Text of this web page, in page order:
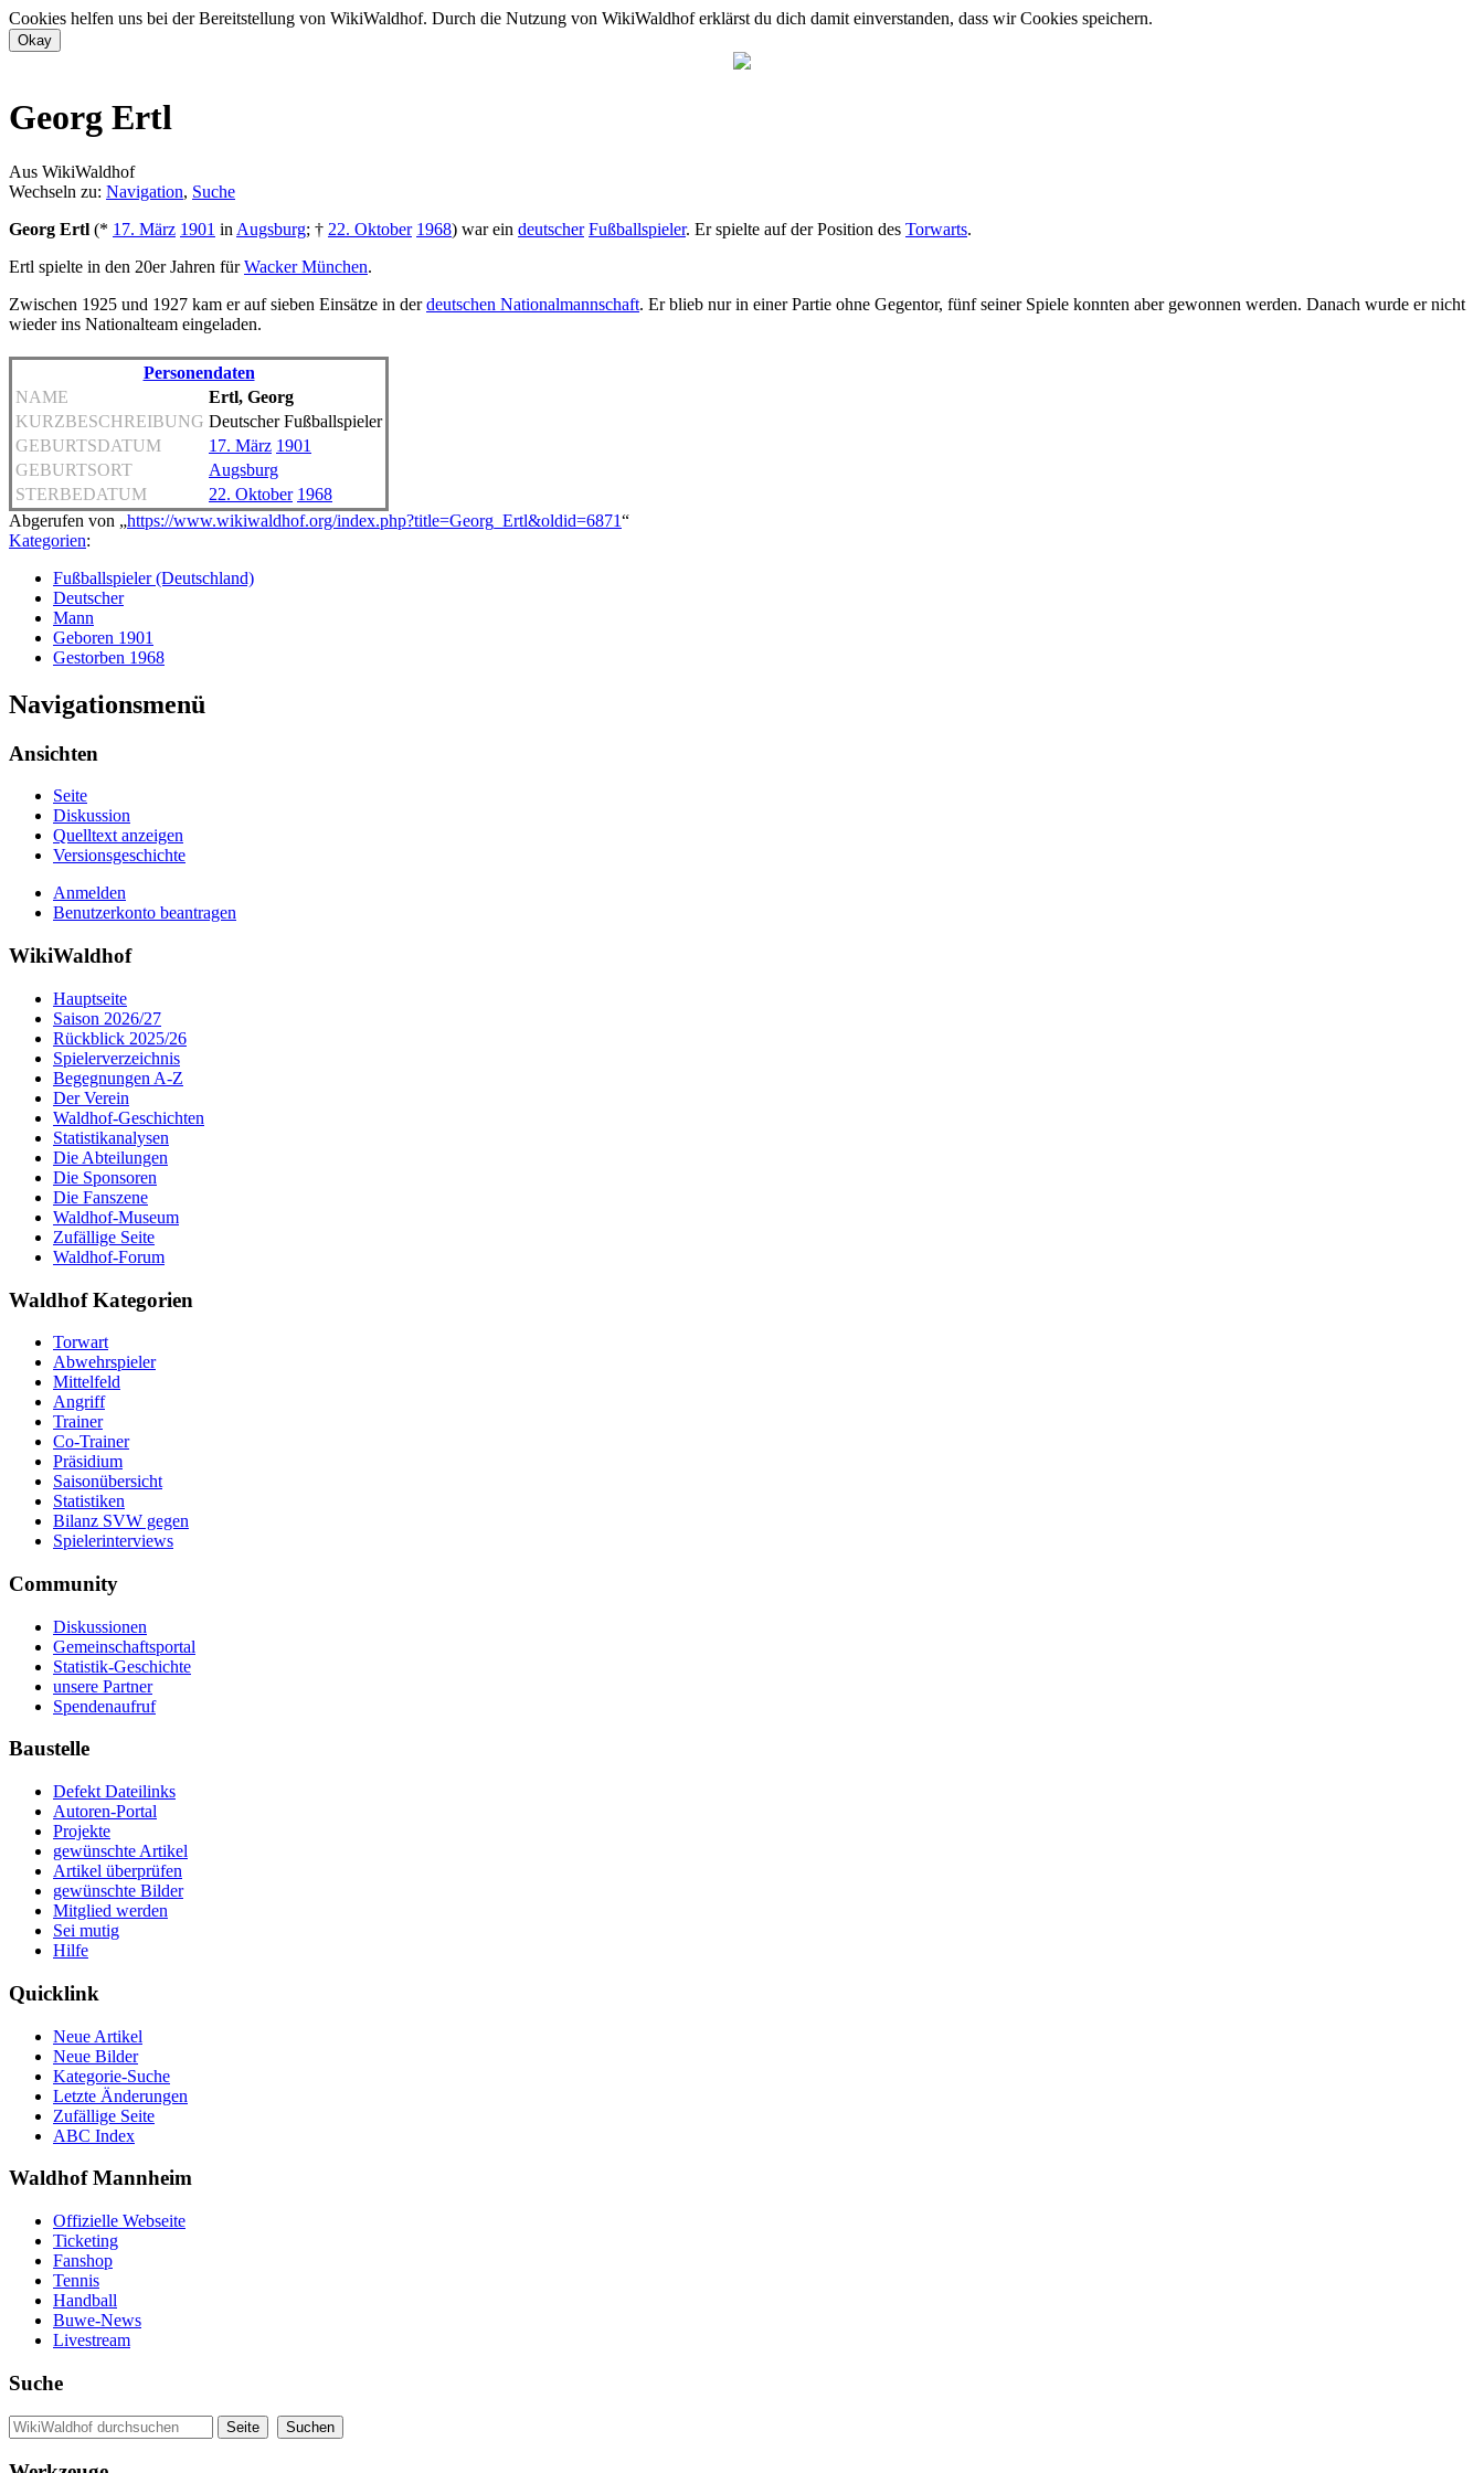
Cookies helfen uns bei der Bereitstellung von WikiWaldhof. Durch die Nutzung von WikiWaldhof erklärst du dich damit einverstanden, dass wir Cookies speichern.
Georg Ertl
Aus WikiWaldhof
Wechseln zu: Navigation, Suche
Georg Ertl (* 17. März 1901 in Augsburg; † 22. Oktober 1968) war ein deutscher Fußballspieler. Er spielte auf der Position des Torwarts.
Ertl spielte in den 20er Jahren fürWacker München.
Zwischen 1925 und 1927 kam er auf sieben Einsätze in derdeutschen Nationalmannschaft. Er blieb nur in einer Partie ohne Gegentor, fünf seiner Spiele konnten aber gewonnen werden. Danach wurde er nicht
wieder ins Nationalteam eingeladen.
Personendaten
NAME
Ertl, Georg
KURZBESCHREIBUNG Deutscher Fußballspieler
GEBURTSDATUM
17. März 1901
GEBURTSORT
Augsburg
STERBEDATUM
22. Oktober 1968
Abgerufen von „https://www.wikiwaldhof.org/index.php?title=Georg_Ertl&oldid=6871“
Kategorien:
Fußballspieler (Deutschland)
Deutscher
Mann
Geboren 1901
Gestorben 1968
Navigationsmenü
Ansichten
Seite
Diskussion
Quelltext anzeigen
Versionsgeschichte
Anmelden
Benutzerkonto beantragen
WikiWaldhof
Hauptseite
Saison 2026/27
Rückblick 2025/26
Spielerverzeichnis
Begegnungen A-Z
Der Verein
Waldhof-Geschichten
Statistikanalysen
Die Abteilungen
Die Sponsoren
Die Fanszene
Waldhof-Museum
Zufällige Seite
Waldhof-Forum
Waldhof Kategorien
Torwart
Abwehrspieler
Mittelfeld
Angriff
Trainer
Co-Trainer
Präsidium
Saisonübersicht
Statistiken
Bilanz SVW gegen
Spielerinterviews
Community
Diskussionen
Gemeinschaftsportal
Statistik-Geschichte
unsere Partner
Spendenaufruf
Baustelle
Defekt Dateilinks
Autoren-Portal
Projekte
gewünschte Artikel
Artikel überprüfen
gewünschte Bilder
Mitglied werden
Sei mutig
Hilfe
Quicklink
Neue Artikel
Neue Bilder
Kategorie-Suche
Letzte Änderungen
Zufällige Seite
ABC Index
Waldhof Mannheim
Offizielle Webseite
Ticketing
Fanshop
Tennis
Handball
Buwe-News
Livestream
Suche